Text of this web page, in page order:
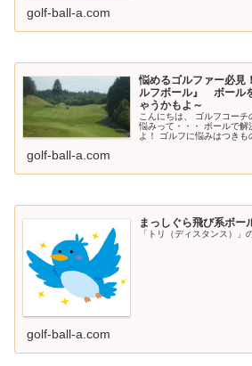
golf-ball-a.com
悩めるゴルファー必見
ルフボール』 ボール
ゃうかもよ～
こんにちは、 ゴルフコー
悩みって・・・ ボールで
よ！ ゴルフに悩みはつきも
golf-ball-a.com
まっしぐら飛び系ボー
「トリ（ディスタンス）」
golf-ball-a.com